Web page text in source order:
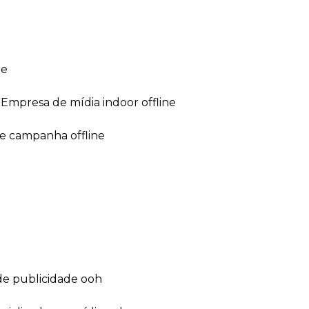
empresa de mídia indoor offline
campanha offline
publicidade ooh